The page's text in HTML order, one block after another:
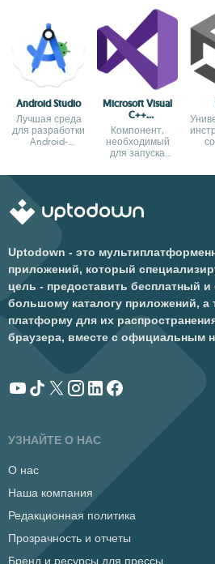
Android Studio
Лучшая среда
для разработки
Android-
Microsoft Visual
C++
Redistributable
Компонент,
необходимый
для запуска
Visual C++
Uptodown - это
приложений, который
цель - предоставить бесплатный
большому каталогу приложений, а
платформу для их
браузера, вместе с официальным
УЗНАЙТЕ О НАС
О нас
Наша компания
Редакционная политика
Прозрачность и отчеты
Бренд и ресурсы для прессы